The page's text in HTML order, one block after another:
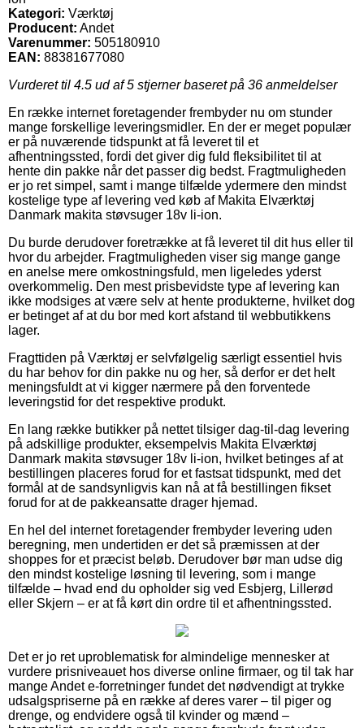
Kategori: Værktøj
Producent: Andet
Varenummer: 505180910
EAN: 88381677080
Vurderet til 4.5 ud af 5 stjerner baseret på 36 anmeldelser
En række internet foretagender frembyder nu om stunder
mange forskellige leveringsmidler. En der er meget populær
er på nuværende tidspunkt at få leveret til et
afhentningssted, fordi det giver dig fuld fleksibilitet til at
hente din pakke når det passer dig bedst. Fragtmuligheden
er jo ret simpel, samt i mange tilfælde ydermere den mindst
kostelige type af levering ved køb af Makita Elværktøj
Danmark makita støvsuger 18v li-ion.
Du burde derudover foretrække at få leveret til dit hus eller til
hvor du arbejder. Fragtmuligheden viser sig mange gange
en anelse mere omkostningsfuld, men ligeledes yderst
overkommelig. Den mest prisbevidste type af levering kan
ikke modsiges at være selv at hente produkterne, hvilket dog
er betinget af at du bor med kort afstand til webbutikkens
lager.
Fragttiden på Værktøj er selvfølgelig særligt essentiel hvis
du har behov for din pakke nu og her, så derfor er det helt
meningsfuldt at vi kigger nærmere på den forventede
leveringstid for det respektive produkt.
En lang række butikker på nettet tilsiger dag-til-dag levering
på adskillige produkter, eksempelvis Makita Elværktøj
Danmark makita støvsuger 18v li-ion, hvilket betinges af at
bestillingen placeres forud for et fastsat tidspunkt, med det
formål at de sandsynligvis kan nå at få bestillingen fikset
forud for at de pakkeansatte drager hjemad.
En hel del internet foretagender frembyder levering uden
beregning, men undertiden er det så præmissen at der
shoppes for et præcist beløb. Derudover bør man udse dig
den mindst kostelige løsning til levering, som i mange
tilfælde – hvad end du opholder sig ved Esbjerg, Lillerød
eller Skjern – er at få kørt din ordre til et afhentningssted.
Det er jo ret uproblematisk for almindelige mennesker at
vurdere prisniveauet hos diverse online firmaer, og til tak har
mange Andet e-forretninger fundet det nødvendigt at trykke
udsalgspriserne på en række af deres varer – til piger og
drenge, og endvidere også til kvinder og mænd –